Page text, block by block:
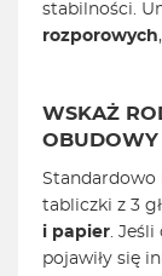
stabilności.
rozporowych
WSKAŻ
OBUDOWY
Standardowo
tabliczki z 3
i papier. Jeśli
pojawiły się